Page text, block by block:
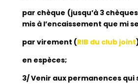
par chèque (jusqu’à 3 chèques
mis à l’encaissement que mi
par virement (RIB du club joint
en espèces;
3/ Venir aux permanences qui